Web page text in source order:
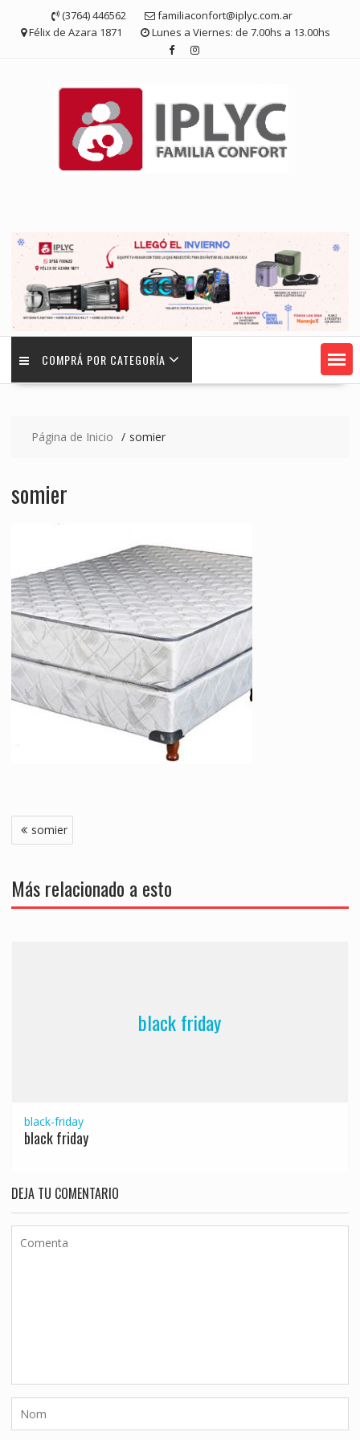
contenido
(3764) 446562
familiaconfort@iplyc.com.ar
Félix de Azara 1871
Lunes a Viernes: de 7.00hs a 13.00hs
COMPRÁ POR CATEGORÍA
Página de Inicio somier
somier
Navegación
de
somier
Más relacionado a esto
black friday
black-friday
black friday
DEJA TU COMENTARIO